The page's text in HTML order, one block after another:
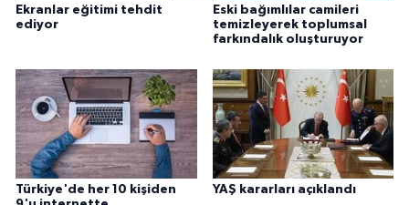
Ekranlar eğitimi tehdit
ediyor
Eski bağımlılar camileri
temizleyerek toplumsal
farkındalık oluşturuyor
Türkiye'de her 10 kişiden
YAŞ kararları açıklandı
Kilis Müftülüğü
Kırklareli Müftülüğü
Kırşehir Müftülüğü
Kocaeli Müftülüğü